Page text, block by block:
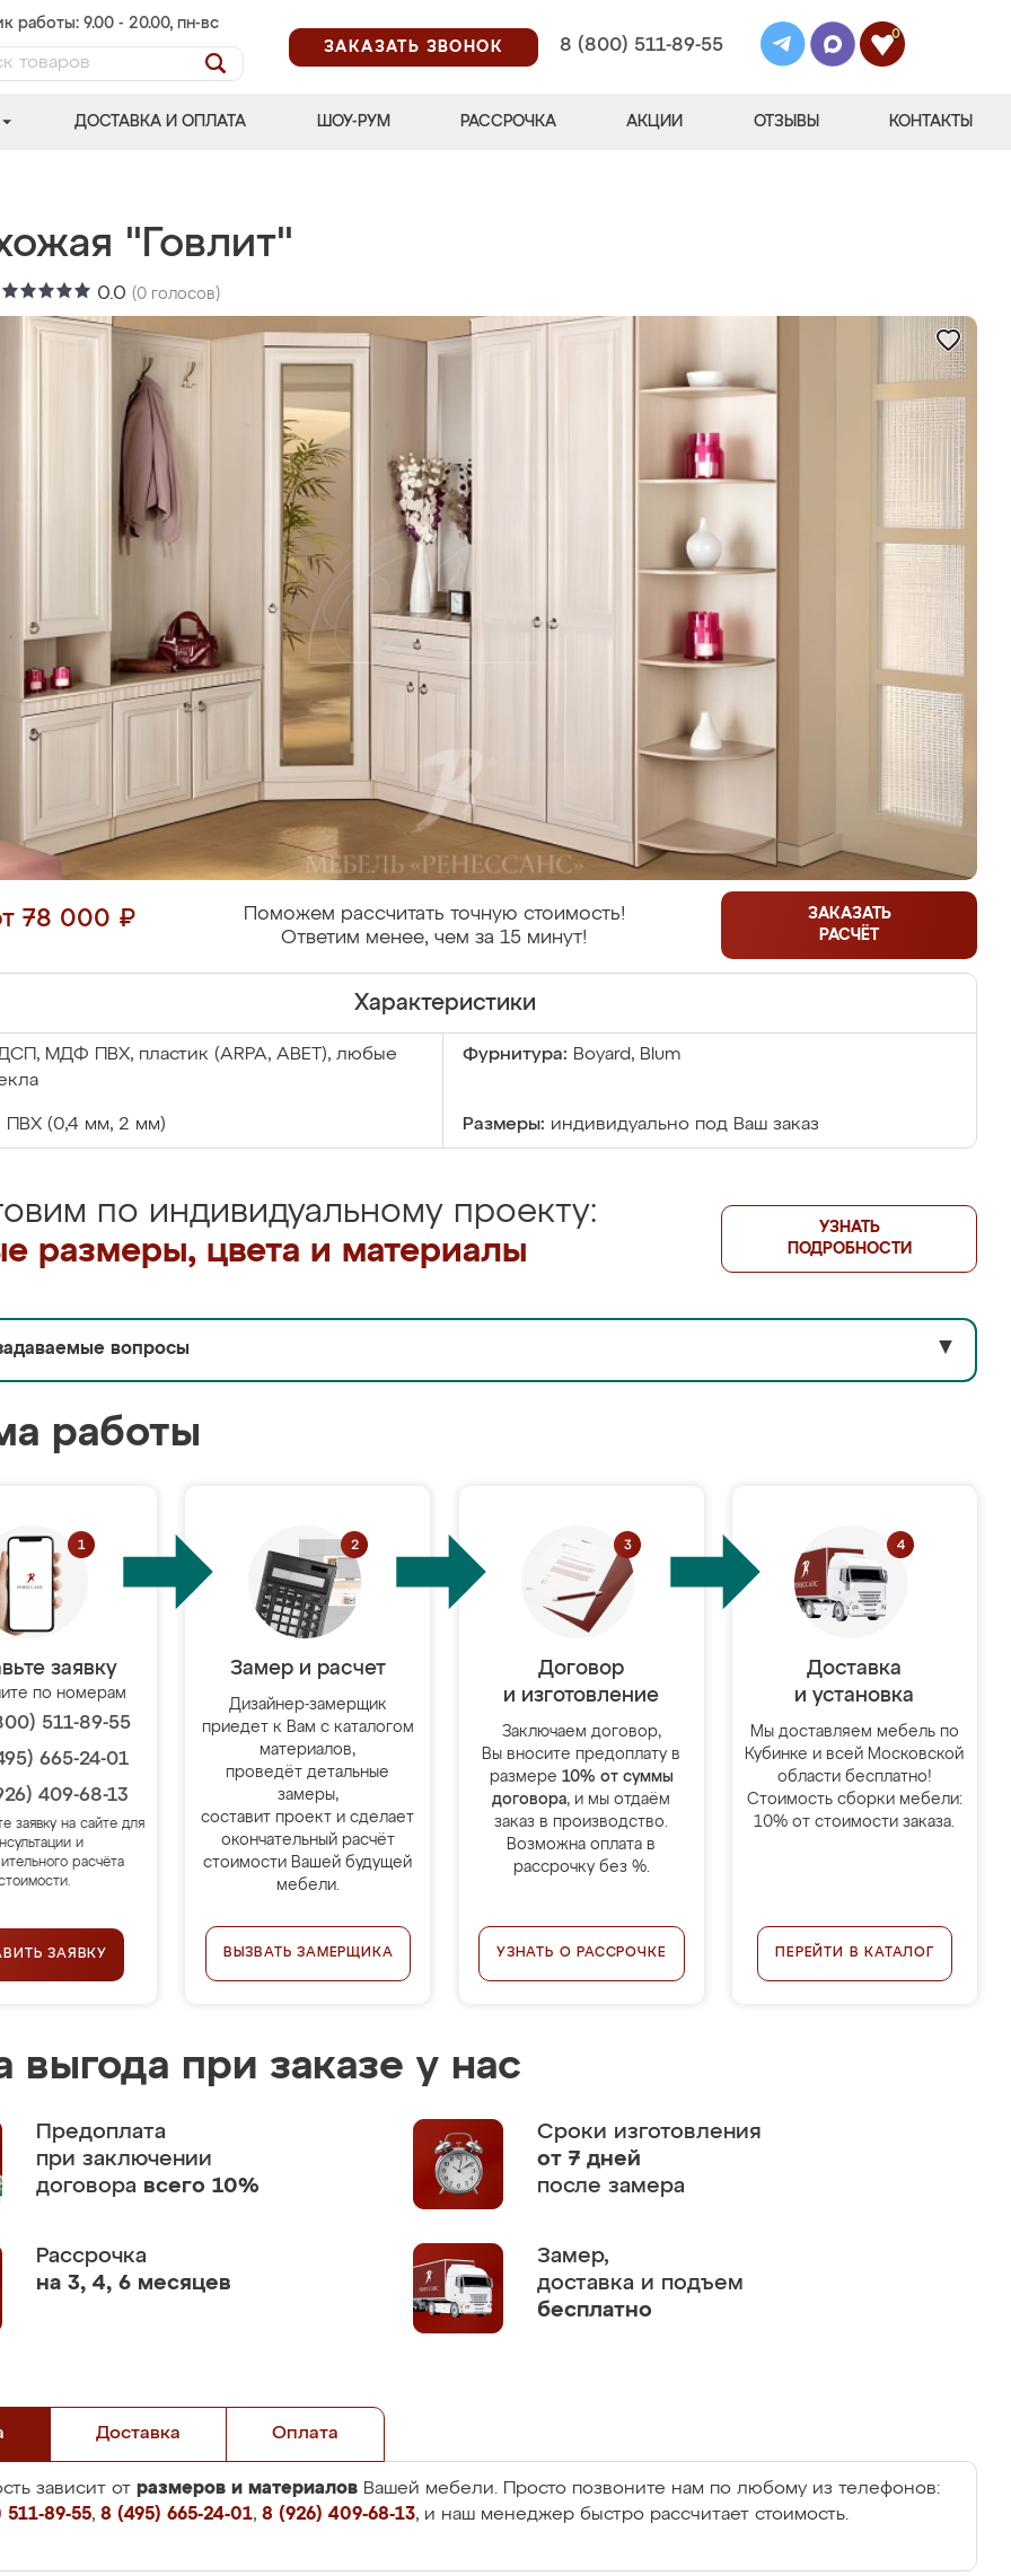
работы: 9.00 - 20.00, пн-вс
ЗАКАЗАТЬ ЗВОНОК
8 (800) 511-89-55
0
ДОСТАВКА И ОПЛАТА ШОУ-РУМ РАССРОЧКА АКЦИИ ОТЗЫВЫ КОНТАКТЫ
"Говлит"
0.0 (0 голосов)
78 000 ₽
Поможем рассчитать точную стоимость!
Ответим менее, чем за 15 минут!
ЗАКАЗАТЬ
РАСЧЁТ
Характеристики
МДФ ПВХ, пластик (ARPA, ABET), любые
Фурнитура: Boyard, Blum
ПВХ (0,4 мм, 2 мм) Размеры: индивидуально под Ваш заказ
по индивидуальному проекту:
размеры, цвета и материалы
УЗНАТЬ
ПОДРОБНОСТИ
вопросы ▼
работы
заявку
по номерам
511-89-55
665-24-01
409-68-13
заявку на сайте для
и
расчёта
ЗАЯВКУ
Замер и расчет
Дизайнер-замерщик
приедет к Вам с каталогом
материалов,
проведёт детальные
замеры,
составит проект и сделает
окончательный расчёт
стоимости Вашей будущей
мебели.
ВЫЗВАТЬ ЗАМЕРЩИКА
Договор
и изготовление
Заключаем договор,
Вы вносите предоплату в
размере 10% от суммы
договора, и мы отдаём
заказ в производство.
Возможна оплата в
рассрочку без %.
УЗНАТЬ О РАССРОЧКЕ
Доставка
и установка
Мы доставляем мебель по
Кубинке и всей Московской
области бесплатно!
Стоимость сборки мебели:
10% от стоимости заказа.
ПЕРЕЙТИ В КАТАЛОГ
выгода при заказе у нас
Предоплата
при заключении
договора всего 10%
Сроки изготовления
от 7 дней
после замера
Рассрочка
на 3, 4, 6 месяцев
Замер,
доставка и подъем
бесплатно
Доставка Оплата
зависит от размеров и материалов Вашей мебели. Просто позвоните нам по любому из телефонов:
89-55, 8 (495) 665-24-01, 8 (926) 409-68-13, и наш менеджер быстро рассчитает стоимость.